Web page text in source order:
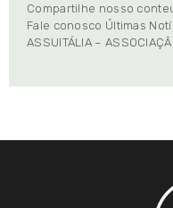
Compartilhe nosso
Fale conosco Últimas
ASSUITÁLIA –